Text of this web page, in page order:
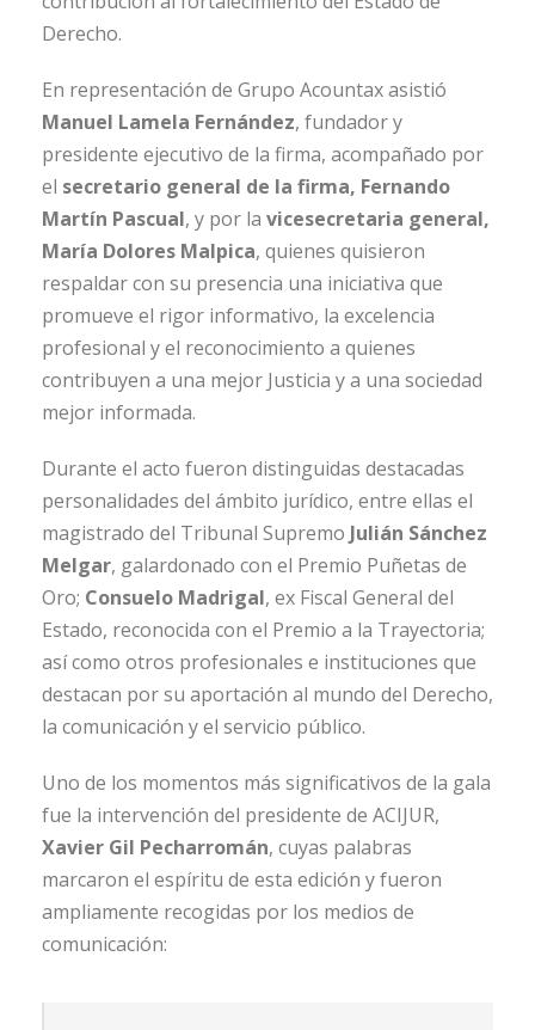
Derecho.
En representación de Grupo Acountax asistió
Manuel Lamela Fernández, fundador y
presidente ejecutivo de la firma, acompañado por
el secretario general de la firma, Fernando
Martín Pascual, y por la vicesecretaria general,
María Dolores Malpica, quienes quisieron
respaldar con su presencia una iniciativa que
promueve el rigor informativo, la excelencia
profesional y el reconocimiento a quienes
contribuyen a una mejor Justicia y a una sociedad
mejor informada.
Durante el acto fueron distinguidas destacadas
personalidades del ámbito jurídico, entre ellas el
magistrado del Tribunal Supremo Julián Sánchez
Melgar, galardonado con el Premio Puñetas de
Oro; Consuelo Madrigal, ex Fiscal General del
Estado, reconocida con el Premio a la Trayectoria;
así como otros profesionales e instituciones que
destacan por su aportación al mundo del Derecho,
la comunicación y el servicio público.
Uno de los momentos más significativos de la gala
fue la intervención del presidente de ACIJUR,
Xavier Gil Pecharromán, cuyas palabras
marcaron el espíritu de esta edición y fueron
ampliamente recogidas por los medios de
comunicación: